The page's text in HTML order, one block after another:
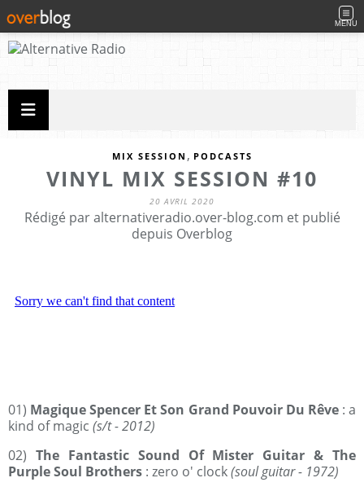
MENU
MIX SESSION , PODCASTS
VINYL MIX SESSION #10
20 AVRIL 2020
Rédigé par alternativeradio.over-blog.com et publié
depuis Overblog
01) Magique Spencer Et Son Grand Pouvoir Du Rêve: a
kind of magic (s/t - 2012)
02) The Fantastic Sound Of Mister Guitar & The
Purple Soul Brothers : zero o' clock(soul guitar - 1972)